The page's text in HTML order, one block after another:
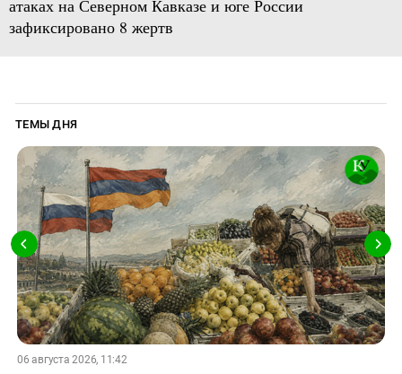
атаках на Северном Кавказе и юге России
зафиксировано 8 жертв
ТЕМЫ ДНЯ
06 августа 2026, 11:42